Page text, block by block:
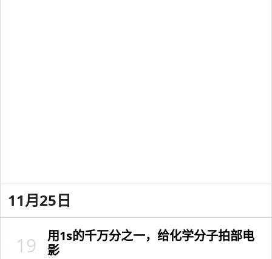
11月25日
用1s的千万分之一，给化学分子拍部电
影
19